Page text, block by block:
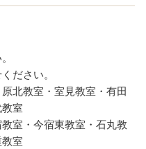
ださい。
北教室・室見教室・有田
室
室・今宿東教室・石丸教
室